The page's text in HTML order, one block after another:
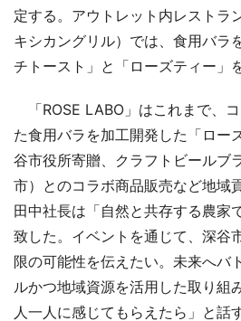
定する。アウトレット内レストラ
キシカングリル）では、食用バラ
チトースト」と「ローズティー」
「ROSE LABO」はこれまで、
た食用バラを加工開発した「ロー
谷市役所寄贈、クラフトビールブ
市）とのコラボ商品販売など地域
田中社長は「自然と共存する農家
致した。イベントを通じて、深谷
限の可能性を伝えたい。未来へバ
ルかつ地域資源を活用した取り組
人一人に感じてもらえたら」と話す